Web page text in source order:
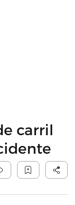
carril